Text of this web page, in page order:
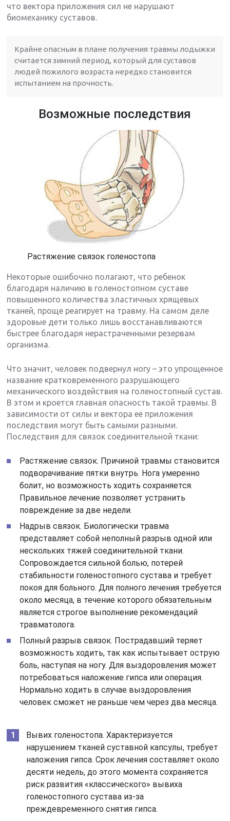
что вектора приложения сил не нарушают
биомеханику суставов.
Крайне опасным в плане получения травмы лодыжки
считается зимний период, который для суставов
людей пожилого возраста нередко становится
испытанием на прочность.
Возможные последствия
Растяжение связок голеностопа
Некоторые ошибочно полагают, что ребенок
благодаря наличию в голеностопном суставе
повышенного количества эластичных хрящевых
тканей, проще реагирует на травму. На самом деле
здоровые дети только лишь восстанавливаются
быстрее благодаря нерастраченными резервам
организма.
Что значит, человек подвернул ногу – это упрощенное
название кратковременного разрушающего
механического воздействия на голеностопный сустав.
В этом и кроется главная опасность такой травмы. В
зависимости от силы и вектора ее приложения
последствия могут быть самыми разными.
Последствия для связок соединительной ткани:
Растяжение связок. Причиной травмы становится
подворачивание пятки внутрь. Нога умеренно
болит, но возможность ходить сохраняется.
Правильное лечение позволяет устранить
повреждение за две недели.
Надрыв связок. Биологически травма
представляет собой неполный разрыв одной или
нескольких тяжей соединительной ткани.
Сопровождается сильной болью, потерей
стабильности голеностопного сустава и требует
покоя для больного. Для полного лечения требуется
около месяца, в течение которого обязательным
является строгое выполнение рекомендаций
травматолога.
Полный разрыв связок. Пострадавший теряет
возможность ходить, так как испытывает острую
боль, наступая на ногу. Для выздоровления может
потребоваться наложение гипса или операция.
Нормально ходить в случае выздоровления
человек сможет не раньше чем через два месяца.
Вывих голеностопа. Характеризуется
нарушением тканей суставной капсулы, требует
наложения гипса. Срок лечения составляет около
десяти недель, до этого момента сохраняется
риск развития «классического» вывиха
голеностопного сустава из-за
преждевременного снятия гипса.